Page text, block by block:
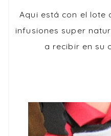
Aqui está con el lote
infusiones super
a recibir en su